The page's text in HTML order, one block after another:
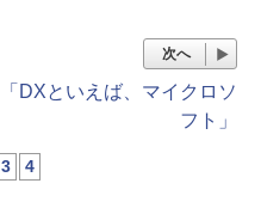
次へ
「DXといえば、マイクロソ
フト」
3 4